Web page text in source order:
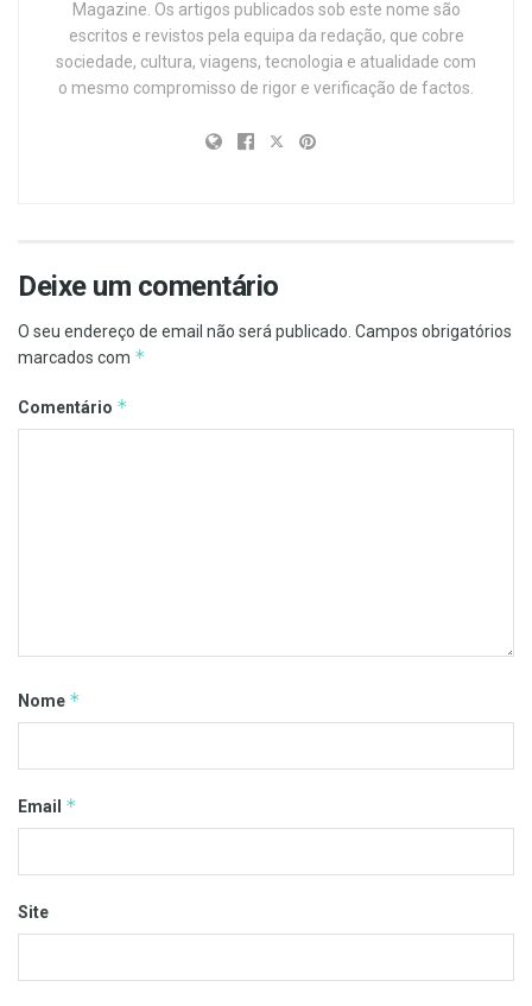
Magazine. Os artigos publicados sob este nome são
escritos e revistos pela equipa da redação, que cobre
sociedade, cultura, viagens, tecnologia e atualidade com
o mesmo compromisso de rigor e verificação de factos.
Deixe um comentário
O seu endereço de email não será publicado. Campos obrigatórios
marcados com *
Comentário *
Nome *
Email *
Site